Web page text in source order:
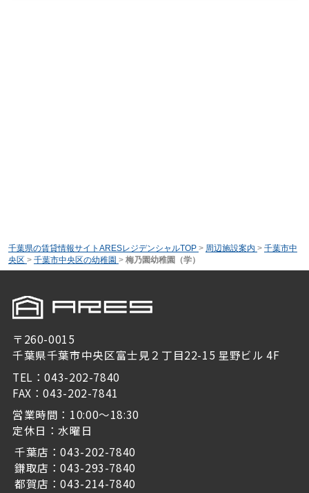
千葉県の賃貸情報サイトARESレジデンシャルTOP > 周辺施設案内 > 千葉市中
央区 > 千葉市中央区の幼稚園 > 梅乃園幼稚園（学）
〒260-0015
千葉県千葉市中央区富士見２丁目22-15 星野ビル 4F
TEL：043-202-7840
FAX：043-202-7841
営業時間：10:00～18:30
定休日：水曜日
千葉店：043-202-7840
鎌取店：043-293-7840
都賀店：043-214-7840